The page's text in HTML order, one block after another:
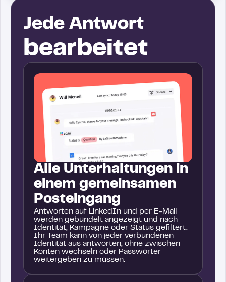
Jede Antwort
bearbeitet
Alle Unterhaltungen in
einem gemeinsamen
Posteingang
Antworten auf LinkedIn und per E-Mail
werden gebündelt angezeigt und nach
Identität, Kampagne oder Status gefiltert.
Ihr Team kann von jeder verbundenen
Identität aus antworten, ohne zwischen
Konten wechseln oder Passwörter
weitergeben zu müssen.